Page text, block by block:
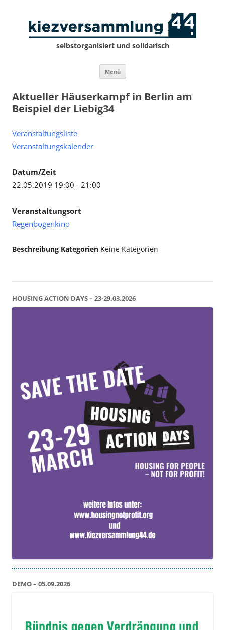
selbstorganisiert und solidarisch
Menü Zum
springen
Aktueller Häuserkampf in Berlin am
Beispiel der Liebig34
Veranstaltungsliste
Veranstaltungskalender
Datum/Zeit
22.05.2019 19:00 - 21:00
Veranstaltungsort
Regenbogenkino
Beschreibung Kategorien Keine Kategorien
HOUSING ACTION DAYS – 23-29.03.2026
DEMO – 05.09.2026